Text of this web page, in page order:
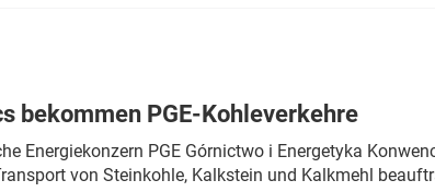
bekommen PGE-Kohleverkehre
Energiekonzern PGE Górnictwo i Energetyka
von Steinkohle, Kalkstein und Kalkmehl